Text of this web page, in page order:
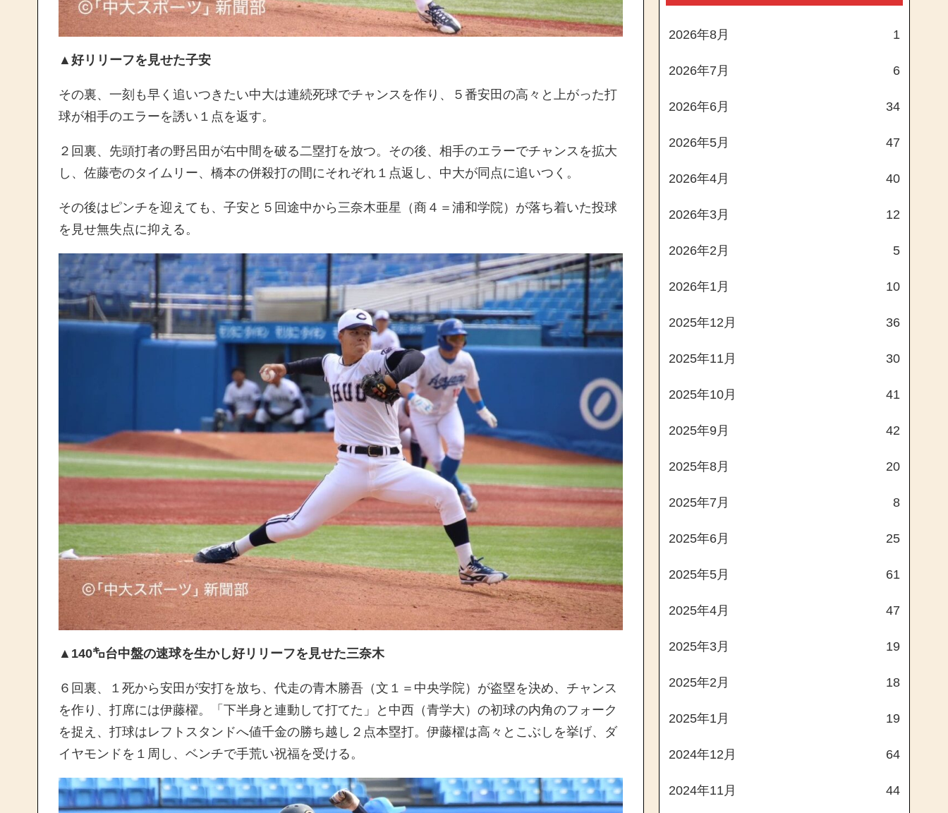
▲好リリーフを見せた子安
その裏、一刻も早く追いつきたい中大は連続死球でチャンスを作り、５番安田の高々と上がった打
球が相手のエラーを誘い１点を返す。
２回裏、先頭打者の野呂田が右中間を破る二塁打を放つ。その後、相手のエラーでチャンスを拡大
し、佐藤壱のタイムリー、橋本の併殺打の間にそれぞれ１点返し、中大が同点に追いつく。
その後はピンチを迎えても、子安と５回途中から三奈木亜星（商４＝浦和学院）が落ち着いた投球
を見せ無失点に抑える。
▲140㌔台中盤の速球を生かし好リリーフを見せた三奈木
６回裏、１死から安田が安打を放ち、代走の青木勝吾（文１＝中央学院）が盗塁を決め、チャンス
を作り、打席には伊藤櫂。「下半身と連動して打てた」と中西（青学大）の初球の内角のフォーク
を捉え、打球はレフトスタンドへ値千金の勝ち越し２点本塁打。伊藤櫂は高々とこぶしを挙げ、ダ
イヤモンドを１周し、ベンチで手荒い祝福を受ける。
2026年8月 1
2026年7月 6
2026年6月 34
2026年5月 47
2026年4月 40
2026年3月 12
2026年2月 5
2026年1月 10
2025年12月 36
2025年11月 30
2025年10月 41
2025年9月 42
2025年8月 20
2025年7月 8
2025年6月 25
2025年5月 61
2025年4月 47
2025年3月 19
2025年2月 18
2025年1月 19
2024年12月 64
2024年11月 44